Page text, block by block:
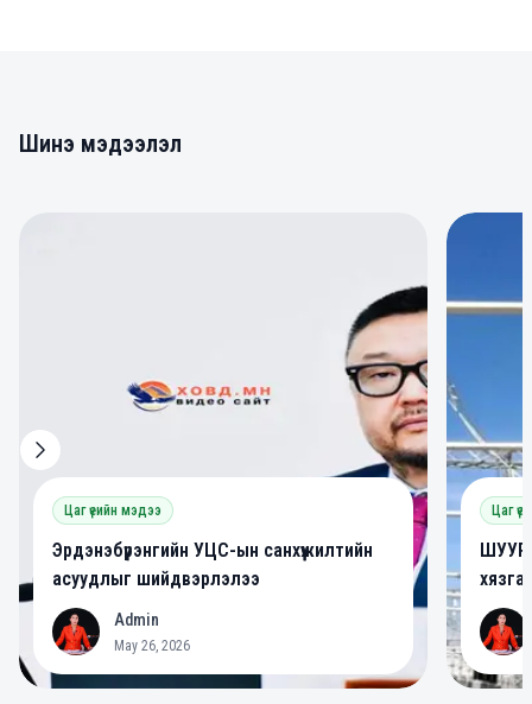
Шинэ мэдээлэл
Цаг үеийн мэдээ
Эрдэнэбүрэнгийн УЦС-ын санхүүжилтийн
асуудлыг шийдвэрлэлээ
A Admin
May 26, 2026
Цаг
A